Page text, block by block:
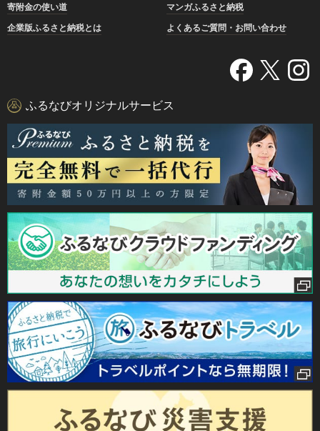
寄附金の使い道
マンガふるさと納税
企業版ふるさと納税とは
よくあるご質問・お問い合わせ
ふるなびオリジナルサービス